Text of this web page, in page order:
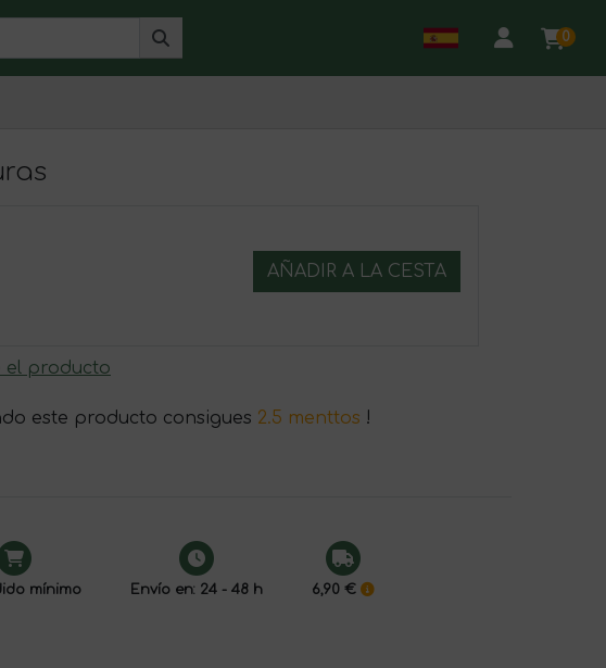
0
AÑADIR A LA CESTA
el producto
este producto consigues 2.5 menttos !
mínimo Envío en: 24 - 48 h 6,90 €